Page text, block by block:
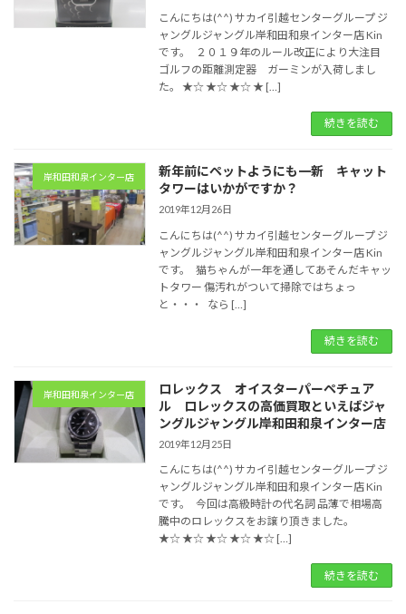
こんにちは(^^) サカイ引越センターグループ ジ
ャングルジャングル岸和田和泉インター店 Kin
です。 ２０１９年のルール改正により大注目
ゴルフの距離測定器 ガーミンが入荷しまし
た。 ★☆ ★☆ ★☆ ★ […]
続きを読む
岸和田和泉インター店
新年前にペットようにも一新 キャット
タワーはいかがですか？
2019年12月26日
こんにちは(^^) サカイ引越センターグループ ジ
ャングルジャングル岸和田和泉インター店 Kin
です。 猫ちゃんが一年を通してあそんだキャッ
トタワー 傷汚れがついて掃除ではちょっ
と・・・ なら […]
続きを読む
岸和田和泉インター店
ロレックス オイスターパーペチュア
ル ロレックスの高価買取といえばジャ
ングルジャングル岸和田和泉インター店
2019年12月25日
こんにちは(^^) サカイ引越センターグループ ジ
ャングルジャングル岸和田和泉インター店 Kin
です。 今回は高級時計の代名詞 品薄で相場高
騰中のロレックスをお譲り頂きました。
★☆ ★☆ ★☆ ★☆ ★☆ […]
続きを読む